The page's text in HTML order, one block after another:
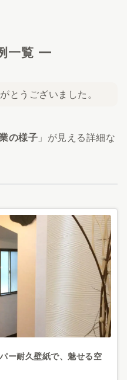
一覧
とうございました。
の様子 」が見える詳細な
ー耐久壁紙で、魅せる空